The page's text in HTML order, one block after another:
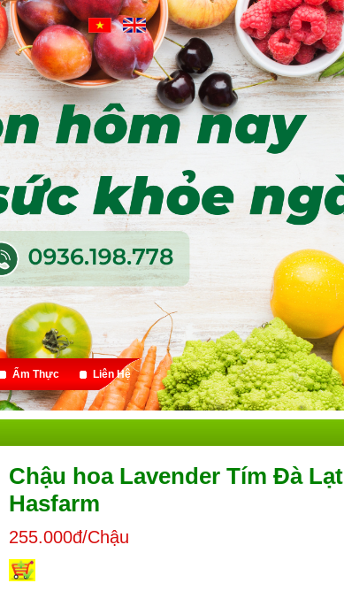
Ẩm Thực Liên Hệ
Chậu hoa Lavender Tím Đà Lạt
Hasfarm
255.000đ/Chậu